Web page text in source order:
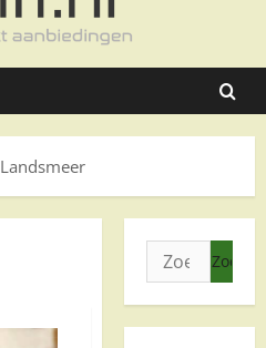
Landsmeer
Zoeken
naar: